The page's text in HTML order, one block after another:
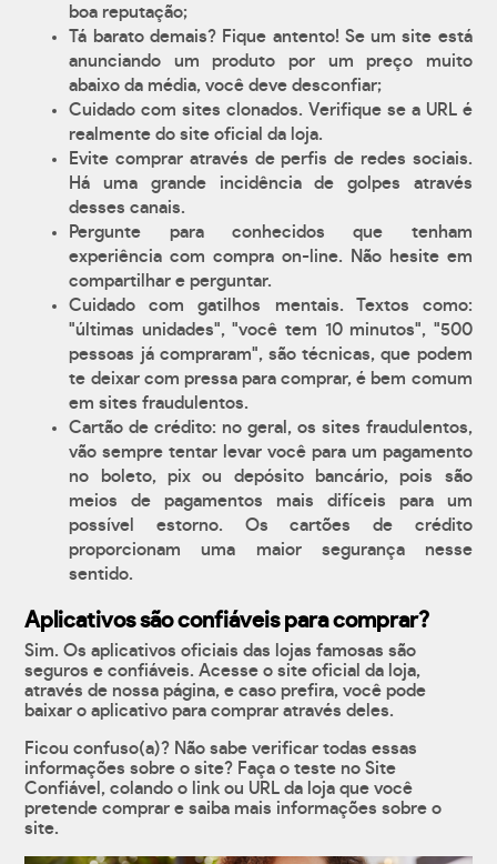
boa reputação;
Tá barato demais? Fique antento! Se um site está
anunciando um produto por um preço muito
abaixo da média, você deve desconfiar;
Cuidado com sites clonados. Verifique se a URL é
realmente do site oficial da loja.
Evite comprar através de perfis de redes sociais.
Há uma grande incidência de golpes através
desses canais.
Pergunte para conhecidos que tenham
experiência com compra on-line. Não hesite em
compartilhar e perguntar.
Cuidado com gatilhos mentais. Textos como:
"últimas unidades", "você tem 10 minutos", "500
pessoas já compraram", são técnicas, que podem
te deixar com pressa para comprar, é bem comum
em sites fraudulentos.
Cartão de crédito: no geral, os sites fraudulentos,
vão sempre tentar levar você para um pagamento
no boleto, pix ou depósito bancário, pois são
meios de pagamentos mais difíceis para um
possível estorno. Os cartões de crédito
proporcionam uma maior segurança nesse
sentido.
Aplicativos são confiáveis para comprar?
Sim. Os aplicativos oficiais das lojas famosas são
seguros e confiáveis. Acesse o site oficial da loja,
através de nossa página, e caso prefira, você pode
baixar o aplicativo para comprar através deles.
Ficou confuso(a)? Não sabe verificar todas essas
informações sobre o site? Faça o teste no Site
Confiável, colando o link ou URL da loja que você
pretende comprar e saiba mais informações sobre o
site.